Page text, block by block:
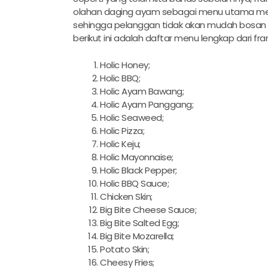
olahan daging ayam sebagai menu utama
sehingga pelanggan tidak akan mudah
berikut ini adalah daftar menu lengkap dari
Holic Honey;
Holic BBQ;
Holic Ayam Bawang;
Holic Ayam Panggang;
Holic Seaweed;
Holic Pizza;
Holic Keju;
Holic Mayonnaise;
Holic Black Pepper;
Holic BBQ Sauce;
Chicken Skin;
Big Bite Cheese Sauce;
Big Bite Salted Egg;
Big Bite Mozarella;
Potato Skin;
Cheesy Fries;